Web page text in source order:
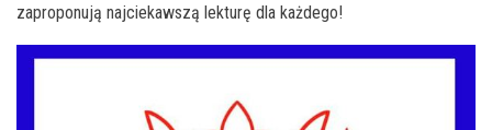
zaproponują najciekawszą lekturę dla każdego!